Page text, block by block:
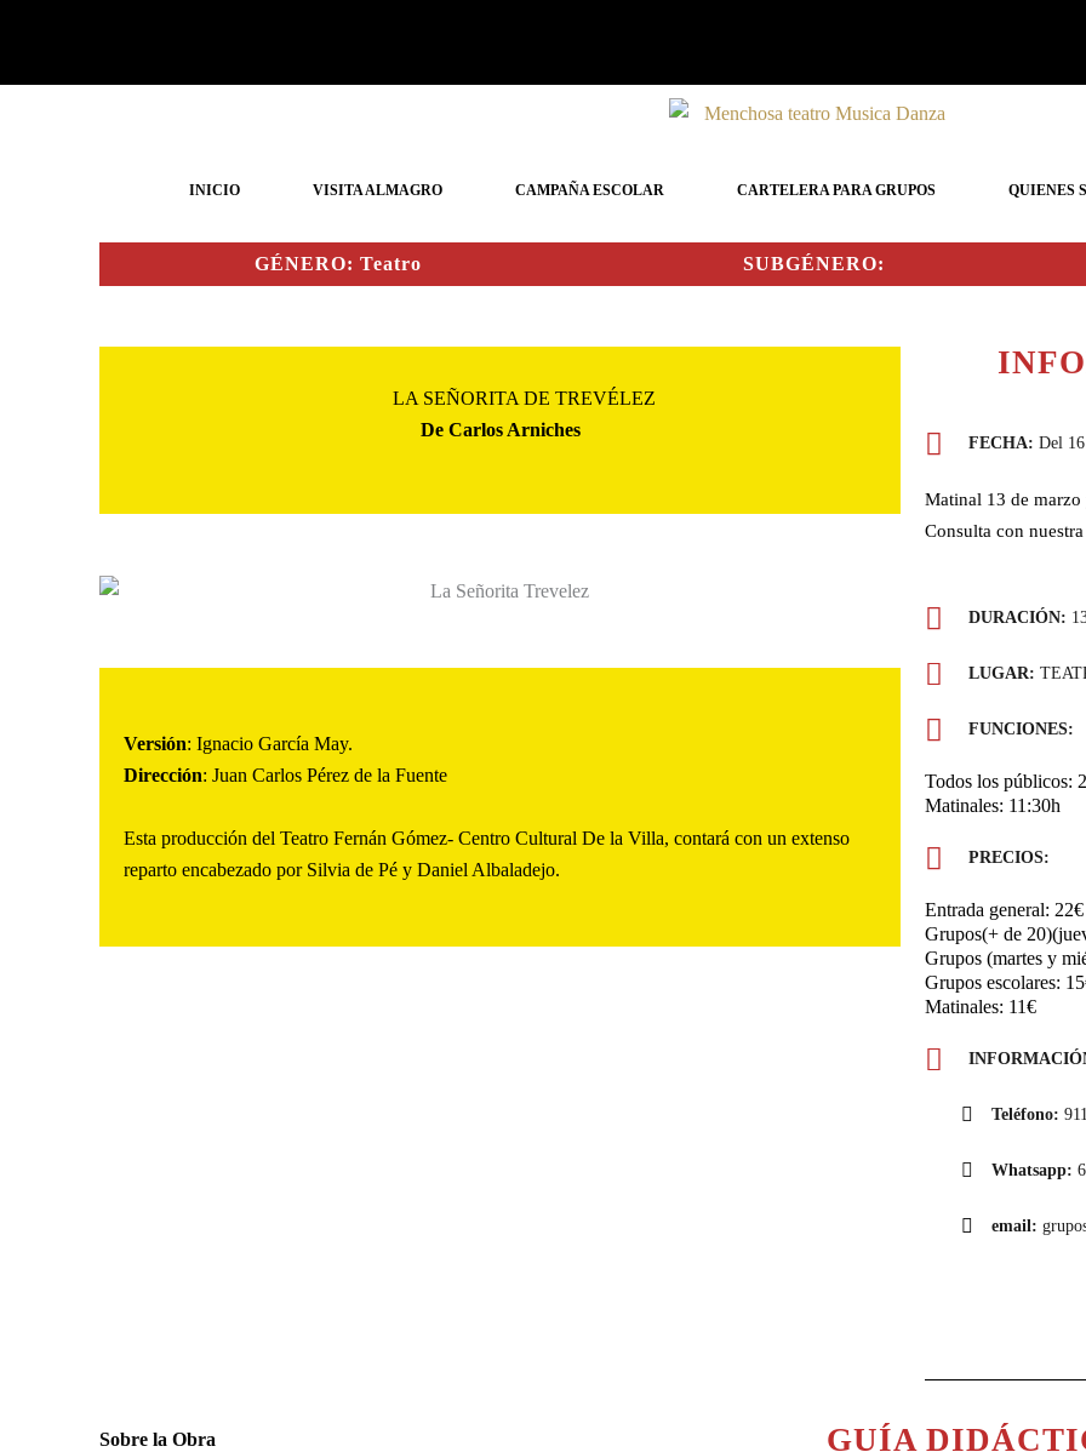
INICIO VISITA ALMAGRO CAMPAÑA ESCOLAR CARTELERA PARA GRUPOS QUIENES
GÉNERO: Teatro SUBGÉNERO:
LA SEÑORITA DE TREVÉLEZ
De Carlos Arniches
Versión: Ignacio García May.
Dirección: Juan Carlos Pérez de la Fuente
Esta producción del Teatro Fernán Gómez- Centro Cultural De la Villa, contará con un extenso
reparto encabezado por Silvia de Pé y Daniel Albaladejo.
FECHA: Del
Matinal 13 de
Consulta con
DURACIÓN:
LUGAR:
FUNCIONES:
Todos los públicos:
Matinales: 11:30h
PRECIOS:
Entrada general: 22€
Grupos(+ de
Grupos (martes y
Grupos escolares:
Matinales: 11€
Teléfono:
Whatsapp:
email:
Sobre la Obra
GUÍA